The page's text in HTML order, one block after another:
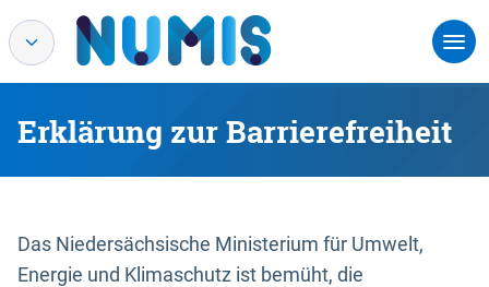
Erklärung zur Barrierefreiheit
Das Niedersächsische Ministerium für Umwelt,
Energie und Klimaschutz ist bemüht, die